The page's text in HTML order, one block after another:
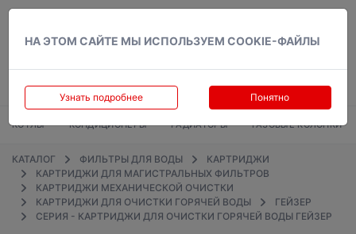
НА ЭТОМ САЙТЕ МЫ ИСПОЛЬЗУЕМ COOKIE-ФАЙЛЫ
Узнать подробнее Понятно
КОТЛЫ КОНДИЦИОНЕРЫ РАДИАТОРЫ ГАЗОВЫЕ КОЛОНКИ
КАТАЛОГ ФИЛЬТРЫ ДЛЯ ВОДЫ
КАРТРИДЖИ
КАРТРИДЖИ ДЛЯ МАГИСТРАЛЬНЫХ ФИЛЬТРОВ
КАРТРИДЖИ МЕХАНИЧЕСКОЙ ОЧИСТКИ
КАРТРИДЖИ ДЛЯ ОЧИСТКИ ГОРЯЧЕЙ ВОДЫ
ГЕЙЗЕР
СЕРИЯ - КАРТРИДЖИ ДЛЯ ОЧИСТКИ ГОРЯЧЕЙ ВОДЫ ГЕЙЗЕР